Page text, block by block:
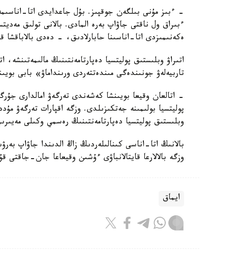
- ءبىز مۇنى بىلگەن جوقپىز. بۇل جاعدايدى اتا-
ءبىراق ول ناقتى جاۋاپ بەرە المادى. بالانى تولىق
ەكەنىمىزدى اتا-اناسىنا حابارلادىق، - دەدى بالاباقشا
اتىراۋ وبلىستىق پوليتسيا دەپارتامەنتىنىڭ
تاربيەلەۋ جونىندەگى مىندەتتەردى ورىنداماۋ» بابى
- اتالعان وقيعا بويىنشا كەشەندى تەرگەۋ امالدارى
پوليتسيا بولىمىنە جەتكىزىلدى. وزگە اقپارات تەرگەۋ
وبلىستىق پوليتسيا دەپارتامەنتىنىڭ رەسمي وكىلى
بالانىڭ اتا-اناسى كىنالىلەردىڭ زاڭ الدىندا جاۋاپ
وزگە بالالارعا قايتالانباۋى ءۇشىن وقيعاعا جان-جاقتى
ايماق